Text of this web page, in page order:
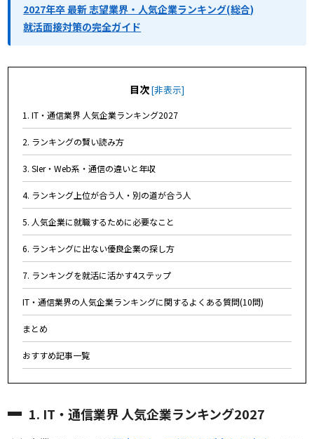
2027年卒 最新 志望業界・人気企業ランキング(総合)
就活面接対策の完全ガイド
目次[非表示]
1. IT・通信業界 人気企業ランキング2027
2. ランキングの賢い読み方
3. SIer・Web系・通信の違いと年収
4. ランキング上位が合う人・別の道が合う人
5. 人気企業に就職するために必要なこと
6. ランキングに出ない優良企業の探し方
7. ランキングを就活に活かす4ステップ
IT・通信業界の人気企業ランキングに関するよくある質問(10問)
まとめ
おすすめ記事一覧
1. IT・通信業界 人気企業ランキング2027